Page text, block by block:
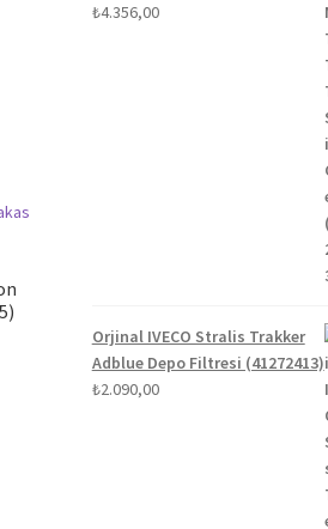
₺4.356,00
Orjinal IVECO Stralis Trakker
Adblue Depo Filtresi (41272413)
₺2.090,00